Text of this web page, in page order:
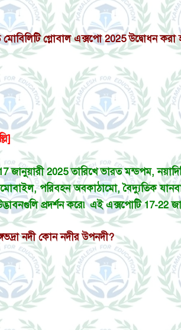
গ্লোবাল এক্সপো 2025 উদ্বোধন করা
17 জানুয়ারী 2025 তারিখে ভারত মন্ডপম,
পরিবহন অবকাঠামো, বৈদ্যুতিক
প্রদর্শন করে৷ এই এক্সপোটি 17-22
নদী কোন নদীর উপনদী?